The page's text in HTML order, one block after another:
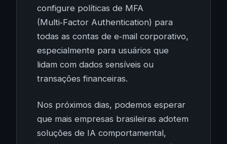
configure políticas de MFA
(Multi‑Factor Authentication) para
todas as contas de e‑mail corporativo,
especialmente para usuários que
lidam com dados sensíveis ou
transações financeiras.
Nos próximos dias, podemos esperar
que mais empresas brasileiras adotem
soluções de IA comportamental,